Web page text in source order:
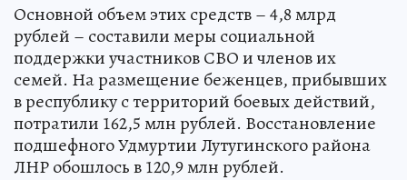
Основной объем этих средств – 4,8 млрд
рублей – составили меры социальной
поддержки участников СВО и членов их
семей. На размещение беженцев, прибывших
в республику с территорий боевых действий,
потратили 162,5 млн рублей. Восстановление
подшефного Удмуртии Лутугинского района
ЛНР обошлось в 120,9 млн рублей.